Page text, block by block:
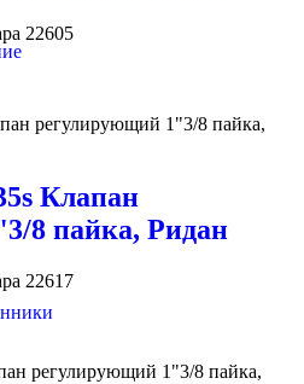
22605
Клапан
8 пайка, Ридан
22617